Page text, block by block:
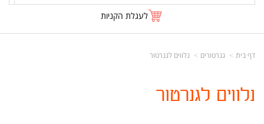
לעגלת הקניות
דף בית גנרטורים נלווים לגנרטור
נלווים לגנרטור